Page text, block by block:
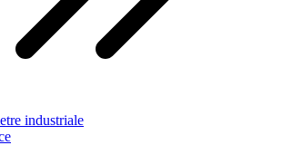
industriale